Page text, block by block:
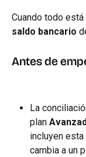
Cuando todo está
saldo bancario
Antes de
La
plan
incluyen
cambia a un